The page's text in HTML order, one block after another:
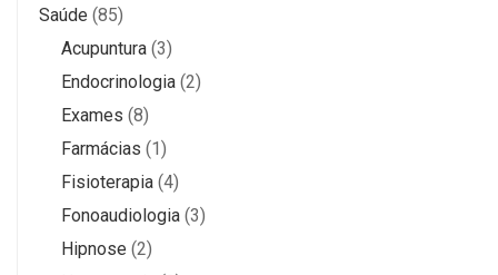
Saúde (85)
Acupuntura (3)
Endocrinologia (2)
Exames (8)
Farmácias (1)
Fisioterapia (4)
Fonoaudiologia (3)
Hipnose (2)